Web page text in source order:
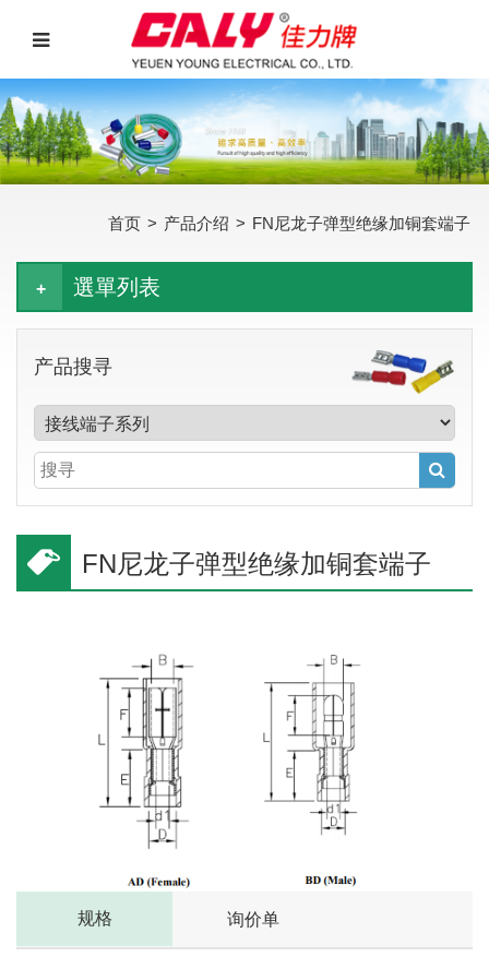
首页 > 产品介绍 > FN尼龙子弹型绝缘加铜套端子
選單列表
产品搜寻
FN尼龙子弹型绝缘加铜套端子
规格 询价单